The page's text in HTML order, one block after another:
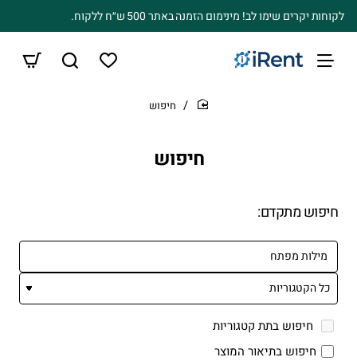
לקוחות יקרים שימו לב! מינימום הזמנה באתר 500 ש״ח ללקוח.
חיפוש
home
חיפוש
חיפוש מתקדם:
חיפוש בתת קטגוריות
חיפוש בתיאור המוצר